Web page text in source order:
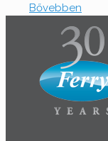
Bővebben